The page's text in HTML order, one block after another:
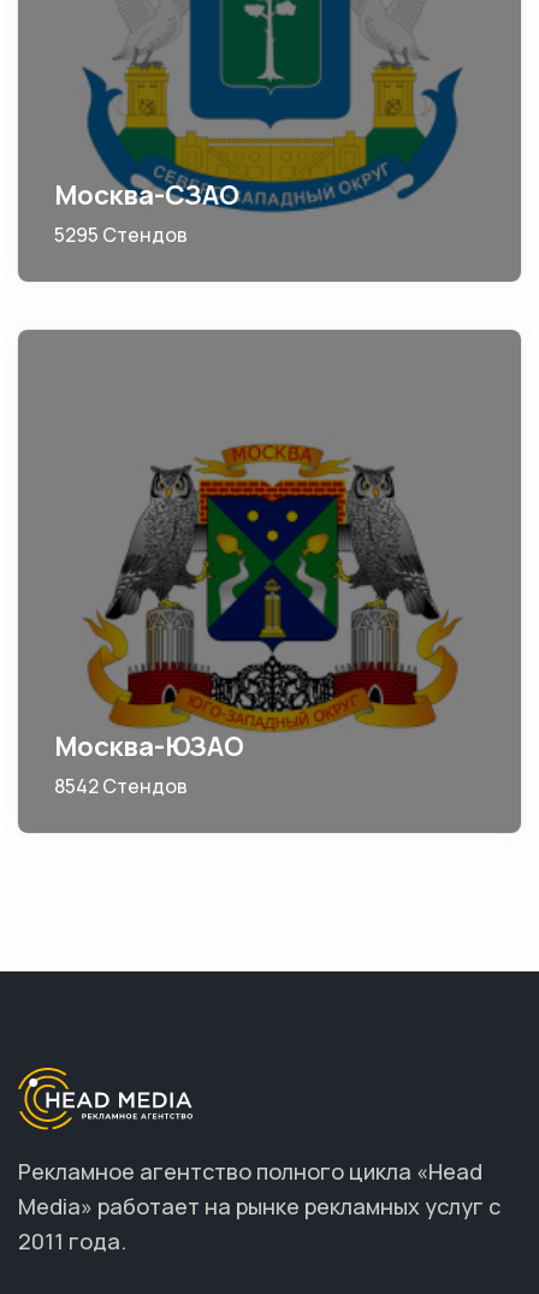
Москва-СЗАО
5295 Стендов
Москва-ЮЗАО
8542 Стендов
Рекламное агентство полного цикла «Head
Media» работает на рынке рекламных услуг с
2011 года.